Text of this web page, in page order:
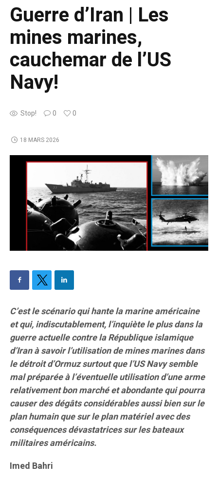
Guerre d’Iran | Les
mines marines,
cauchemar de l’US
Navy!
Stop! 0 0
18 MARS 2026
C’est le scénario qui hante la marine américaine
et qui, indiscutablement, l’inquiète le plus dans la
guerre actuelle contre la République islamique
d’Iran à savoir l’utilisation de mines marines dans
le détroit d’Ormuz surtout que l’US Navy semble
mal préparée à l’éventuelle utilisation d’une arme
relativement bon marché et abondante qui pourra
causer des dégâts considérables aussi bien sur le
plan humain que sur le plan matériel avec des
conséquences dévastatrices sur les bateaux
militaires américains.
Imed Bahri